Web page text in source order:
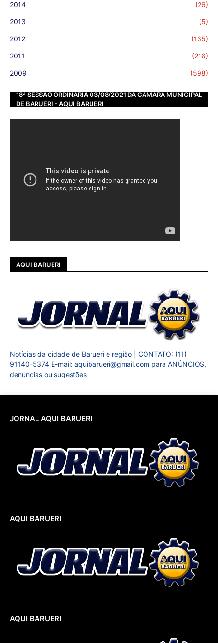
2014 (26)
2013 (5)
2012 (135)
2011 (216)
2009 (598)
18ª SESSÃO ORDINÁRIA 03/08/2021 DA CÂMARA MUNICIPAL
DE BARUERI - AQUI BARUERI
AQUI BARUERI
Notícias da cidade de Barueri e região | CONTATO: (11)
91140-5374 E-mail: aquibarueri@gmail.com para ANÚNCIOS,
denúncias ou sugestões
JORNAL AQUI BARUERI
AQUI BARUERI
AQUI BARUERI